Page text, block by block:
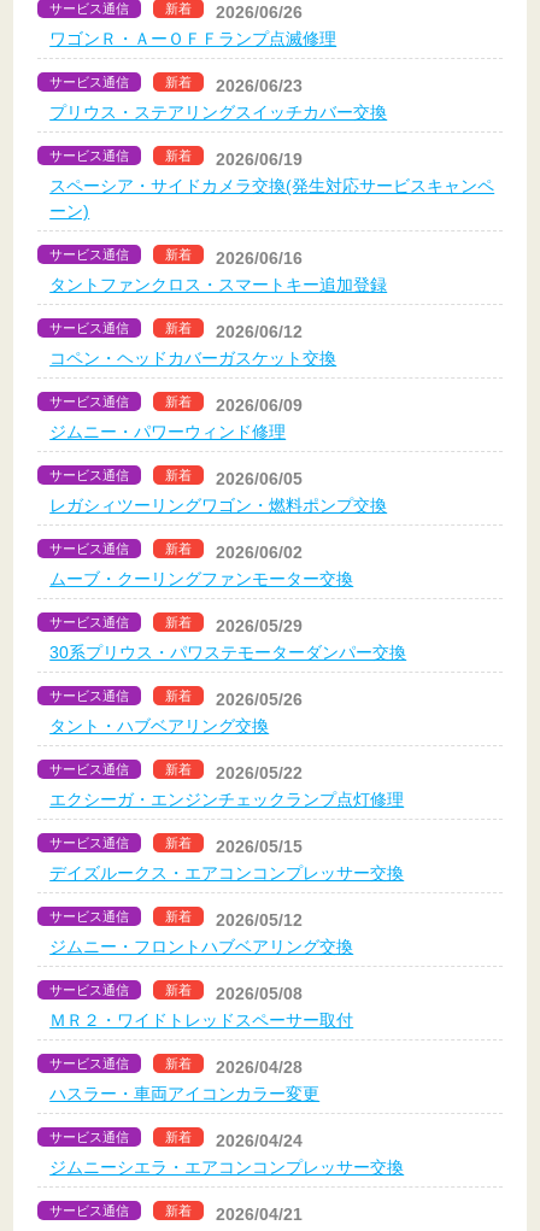
サービス通信 新着
2026/06/26
ワゴンＲ・ＡーＯＦＦランプ点滅修理
サービス通信 新着
2026/06/23
プリウス・ステアリングスイッチカバー交換
サービス通信 新着
2026/06/19
スペーシア・サイドカメラ交換(発生対応サービスキャンペ
ーン)
サービス通信 新着
2026/06/16
タントファンクロス・スマートキー追加登録
サービス通信 新着
2026/06/12
コペン・ヘッドカバーガスケット交換
サービス通信 新着
2026/06/09
ジムニー・パワーウィンド修理
サービス通信 新着
2026/06/05
レガシィツーリングワゴン・燃料ポンプ交換
サービス通信 新着
2026/06/02
ムーブ・クーリングファンモーター交換
サービス通信 新着
2026/05/29
30系プリウス・パワステモーターダンパー交換
サービス通信 新着
2026/05/26
タント・ハブベアリング交換
サービス通信 新着
2026/05/22
エクシーガ・エンジンチェックランプ点灯修理
サービス通信 新着
2026/05/15
デイズルークス・エアコンコンプレッサー交換
サービス通信 新着
2026/05/12
ジムニー・フロントハブベアリング交換
サービス通信 新着
2026/05/08
ＭＲ２・ワイドトレッドスペーサー取付
サービス通信 新着
2026/04/28
ハスラー・車両アイコンカラー変更
サービス通信 新着
2026/04/24
ジムニーシエラ・エアコンコンプレッサー交換
サービス通信 新着
2026/04/21